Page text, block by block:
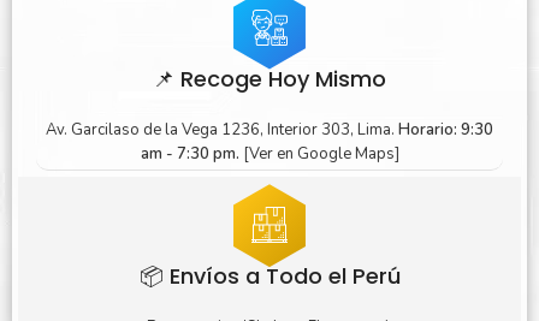
📌 Recoge Hoy Mismo
Av. Garcilaso de la Vega 1236, Interior 303, Lima. Horario: 9:30
am - 7:30 pm. [Ver en Google Maps]
📦 Envíos a Todo el Perú